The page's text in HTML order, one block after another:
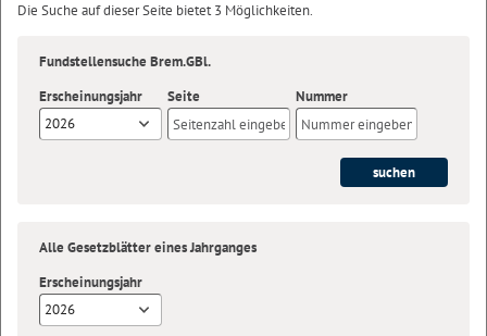
Die Suche auf dieser Seite bietet 3 Möglichkeiten.
Fundstellensuche Brem.GBl.
Erscheinungsjahr
2026
Seite Nummer
Alle Gesetzblätter eines Jahrganges
Erscheinungsjahr
2026